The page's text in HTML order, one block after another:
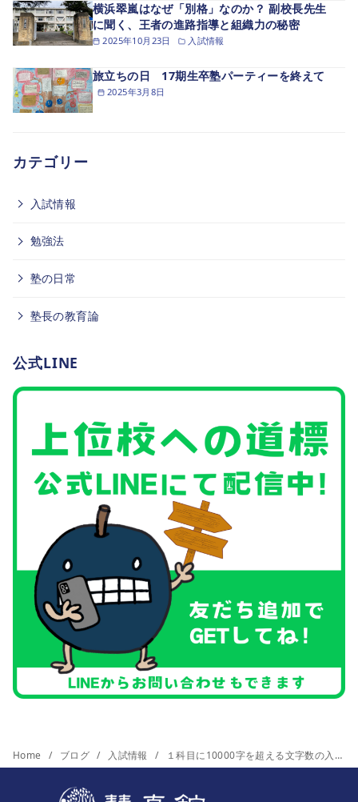
2025年10月23日 入試情報
横浜翠嵐はなぜ「別格」なのか？ 副校長先生
に聞く、王者の進路指導と組織力の秘密
2025年3月8日
旅立ちの日 17期生卒塾パーティーを終えて
カテゴリー
入試情報
勉強法
塾の日常
塾長の教育論
公式LINE
Home ブログ 入試情報 １科目に10000字を超える文字数の入試問題！その狙いと攻略法は？